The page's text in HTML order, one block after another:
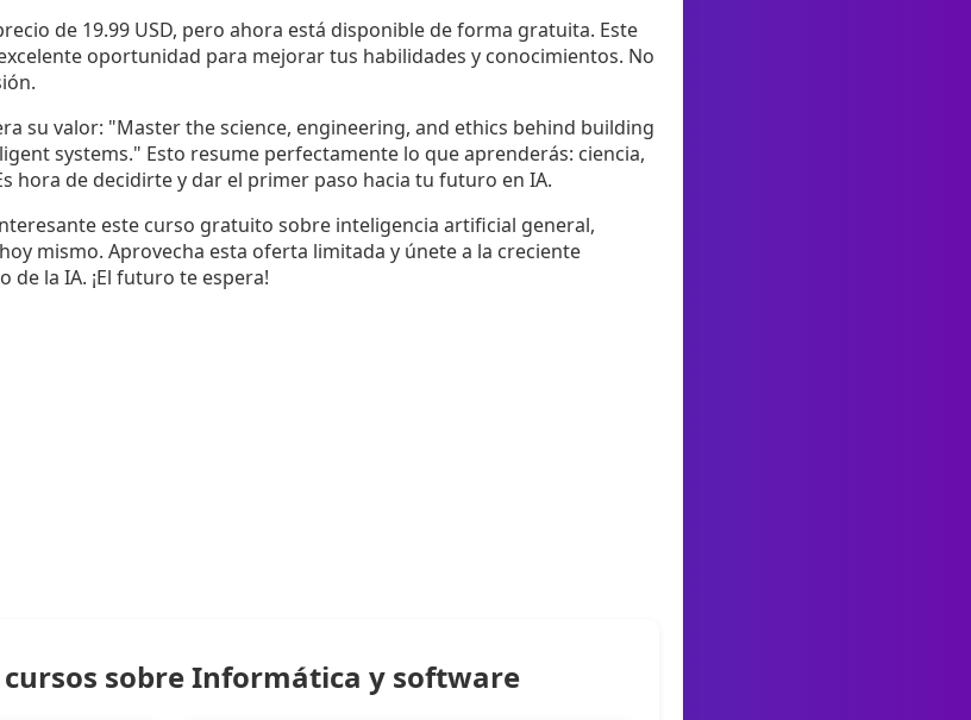
de 19.99 USD, pero ahora está disponible de forma gratuita. Este
oportunidad para mejorar tus habilidades y conocimientos. No
su valor: "Master the science, engineering, and ethics behind building
systems." Esto resume perfectamente lo que aprenderás: ciencia,
hora de decidirte y dar el primer paso hacia tu futuro en IA.
este curso gratuito sobre inteligencia artificial general,
mismo. Aprovecha esta oferta limitada y únete a la creciente
la IA. ¡El futuro te espera!
cursos sobre Informática y software